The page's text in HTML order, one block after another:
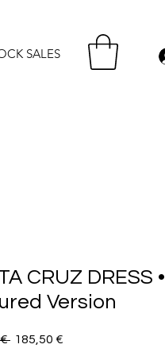
SALES
CRUZ DRESS •
Version
€ Precio
185,50 €